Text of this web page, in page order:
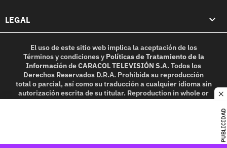
PUBLICIDAD
LEGAL
El uso de este sitio web implica la aceptación de los
Términos y condicionesy Políticas de Tratamiento de la
InformacióndeCARACOL TELEVISIÓN S.A.Todos los
Derechos Reservados D.R.A. Prohibida su reproducción
total o parcial, así como su traducción a cualquier idioma sin
autorización escrita de su titular. Reproduction in whole or
in part, or translation without written permission is